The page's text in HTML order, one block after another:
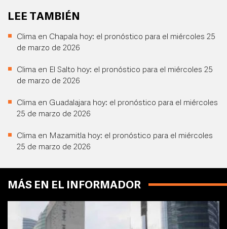
LEE TAMBIÉN
Clima en Chapala hoy: el pronóstico para el miércoles 25
de marzo de 2026
Clima en El Salto hoy: el pronóstico para el miércoles 25
de marzo de 2026
Clima en Guadalajara hoy: el pronóstico para el miércoles
25 de marzo de 2026
Clima en Mazamitla hoy: el pronóstico para el miércoles
25 de marzo de 2026
MÁS EN EL INFORMADOR